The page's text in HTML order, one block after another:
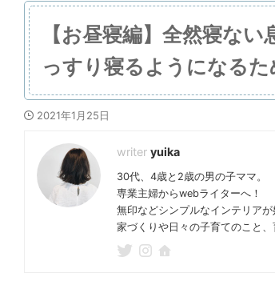
【お昼寝編】全然寝な
っすり寝るようになる
2021年1月25日
yuika
30代、4歳と2歳の男の子ママ。
専業主婦からwebライターへ！
無印などシンプルなインテリア
家づくりや日々の子育てのこと